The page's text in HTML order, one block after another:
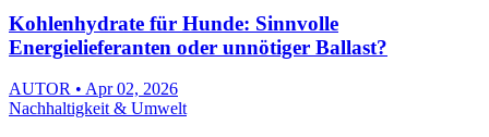
Kohlenhydrate für Hunde: Sinnvolle
Energielieferanten oder unnötiger Ballast?
AUTOR • Apr 02, 2026
Nachhaltigkeit & Umwelt